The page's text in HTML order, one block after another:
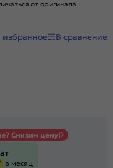
от оригинала.
избранное
В сравнение
Снизим цену!
в месяц